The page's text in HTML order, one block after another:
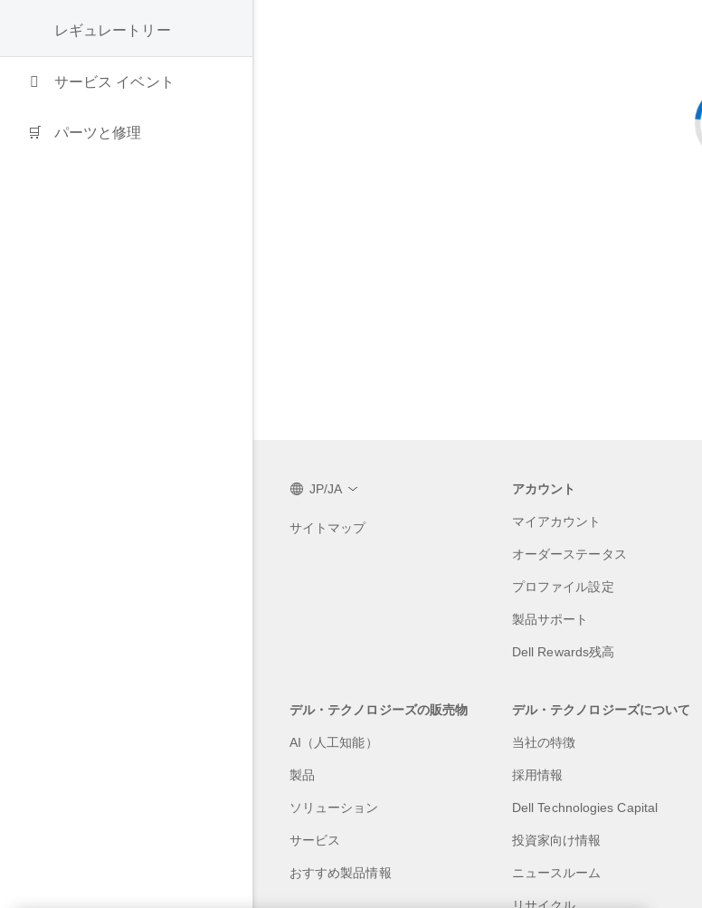
レギュレートリー
サービス イベント
パーツと修理
JP/JA
サイトマップ
アカウント
マイアカウント
オーダーステータス
プロファイル設定
製品サポート
Dell Rewards残高
デル・テクノロジーズの販売物
AI（人工知能）
製品
ソリューション
サービス
おすすめ製品情報
デル・テクノロジーズについて
当社の特徴
採用情報
Dell Technologies Capital
投資家向け情報
ニュースルーム